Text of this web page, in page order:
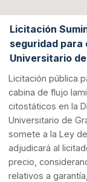
Licitación
seguridad
Universitario
Licitación pública
cabina de flujo
citostáticos en la
Universitario de
somete a la Ley
adjudicará al
precio,
relativos a